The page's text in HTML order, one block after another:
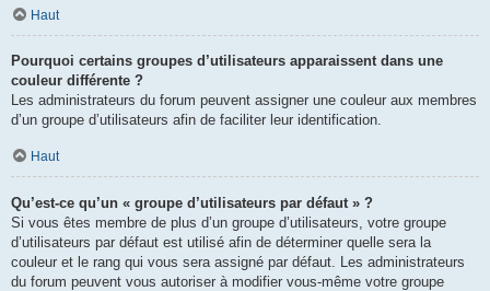
Haut
Pourquoi certains groupes d’utilisateurs apparaissent dans une
couleur différente ?
Les administrateurs du forum peuvent assigner une couleur aux membres
d’un groupe d’utilisateurs afin de faciliter leur identification.
Haut
Qu’est-ce qu’un « groupe d’utilisateurs par défaut » ?
Si vous êtes membre de plus d’un groupe d’utilisateurs, votre groupe
d’utilisateurs par défaut est utilisé afin de déterminer quelle sera la
couleur et le rang qui vous sera assigné par défaut. Les administrateurs
du forum peuvent vous autoriser à modifier vous-même votre groupe